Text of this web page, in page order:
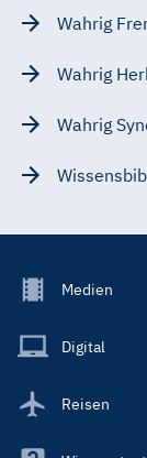
Wahrig
Wahrig
Wahrig
Footer
Main
Medien
Digital
Reisen